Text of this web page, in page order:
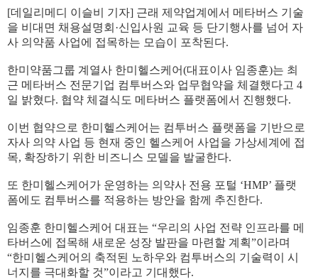
[데일리메디 이슬비 기자] 근래 제약업계에서 메타버스 기술
을 비대면 채용설명회·신입사원 교육 등 단기행사를 넘어 자
사 의약품 사업에 접목하는 모습이 포착된다.
한미약품그룹 계열사 한미헬스케어(대표이사 임종훈)는 최
근 메타버스 전문기업 컴투버스와 업무협약을 체결했다고 4
일 밝혔다. 협약 체결식도 메타버스 플랫폼에서 진행했다.
이번 협약으로 한미헬스케어는 컴투버스 플랫폼을 기반으로
자사 의약 사업 등 현재 중인 헬스케어 사업을 가상세계에 접
목, 확장하기 위한 비즈니스 모델을 발굴한다.
또 한미헬스케어가 운영하는 의약사 전용 포털 ‘HMP’ 플랫
폼에도 컴투버스를 적용하는 방안을 함께 추진한다.
임종훈 한미헬스케어 대표는 “우리의 사업 전략 인프라를 메
타버스에 접목해 새로운 성장 발판을 마련할 계획”이라며
“한미헬스케어의 축적된 노하우와 컴투버스의 기술력이 시
너지를 극대화할 것”이라고 기대했다.